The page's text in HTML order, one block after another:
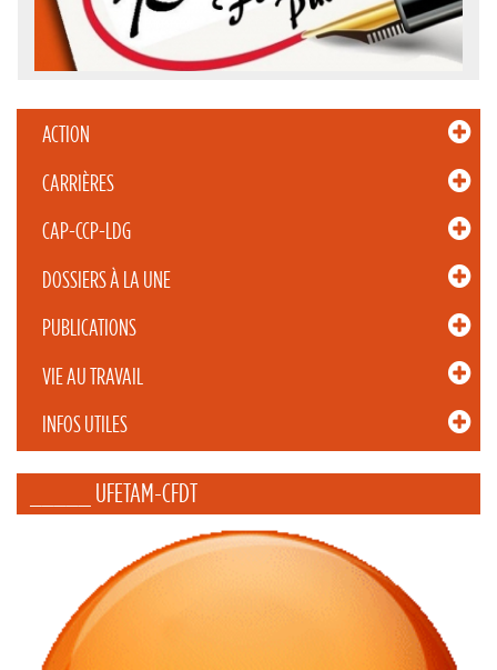
ACTION
CARRIÈRES
CAP-CCP-LDG
DOSSIERS À LA UNE
PUBLICATIONS
VIE AU TRAVAIL
INFOS UTILES
_____ UFETAM-CFDT